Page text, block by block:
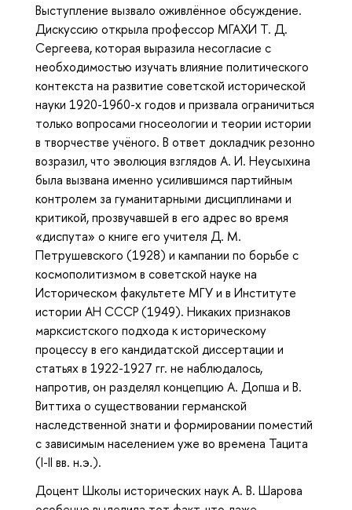
Выступление вызвало оживлённое обсуждение.
Дискуссию открыла профессор МГАХИ Т. Д.
Сергеева, которая выразила несогласие с
необходимостью изучать влияние политического
контекста на развитие советской исторической
науки 1920-1960-х годов и призвала ограничиться
только вопросами гносеологии и теории истории
в творчестве учёного. В ответ докладчик резонно
возразил, что эволюция взглядов А. И. Неусыхина
была вызвана именно усилившимся партийным
контролем за гуманитарными дисциплинами и
критикой, прозвучавшей в его адрес во время
«диспута» о книге его учителя Д. М.
Петрушевского (1928) и кампании по борьбе с
космополитизмом в советской науке на
Историческом факультете МГУ и в Институте
истории АН СССР (1949). Никаких признаков
марксистского подхода к историческому
процессу в его кандидатской диссертации и
статьях в 1922-1927 гг. не наблюдалось,
напротив, он разделял концепцию А. Допша и В.
Виттиха о существовании германской
наследственной знати и формировании поместий
с зависимым населением уже во времена Тацита
(I-II вв. н.э.).
Доцент Школы исторических наук А. В. Шарова